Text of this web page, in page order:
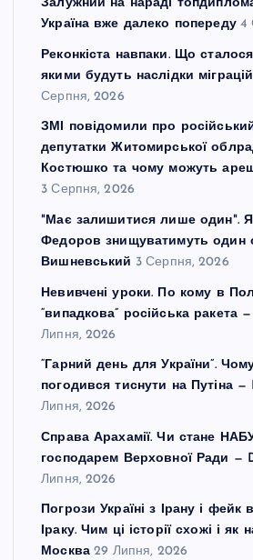
Залужний на нараді
Україна вже далеко попереду 4
Реконкіста навпаки. Що
якими будуть наслідки
Серпня, 2026
ЗМІ повідомили про
депутатки Житомирської
Костюшко та чому можуть
3 Серпня, 2026
"Має залишитися лише один".
Федоров знищуватимуть один
Вишневський 3 Серпня, 2026
Невивчені уроки. По кому в
“випадкова” російська ракета —
Липня, 2026
“Гарний день для України”.
погодився тиснути на Путіна —
Липня, 2026
Справа Арахамії. Чи стане
господарем Верховної Ради —
Липня, 2026
Погрози Україні з Ірану і фейк
Іраку. Чим ці історії схожі і як
Москва 29 Липня, 2026